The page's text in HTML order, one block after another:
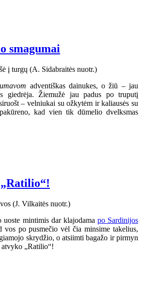
smagumai
adventiškas dainukes, o žiū – jau
giedrėja. Žiemužė jau padus po truputį
– velniukai su ožkytėm ir kaliausės su
kad vien tik dūmelio dvelksmas
mintimis dar klajodama po Sardinijos
vos po pusmečio vėl čia minsime takelius,
skrydžio, o atsiimti bagažo ir pirmyn
„Ratilio“!